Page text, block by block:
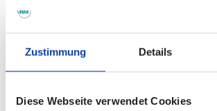
Zustimmung Details
Diese Webseite verwendet Cookies
wissenswerte Informationen zu den
Festivalweinen und den teilnehmenden
Weinfestival Koblenz 2026: